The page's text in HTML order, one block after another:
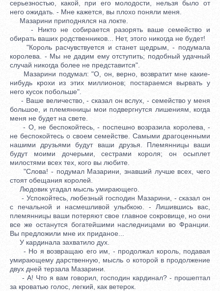
серьезностью, какой, при его молодости, нельзя было от
него ожидать. - Мне кажется, вы плохо поняли меня.
Мазарини приподнялся на локте.
- Никто не собирается разорять ваше семейство и
обирать ваших родственников... Нет, этого никогда не будет!
"Король расчувствуется и станет щедрым, - подумала
королева. - Мы не дадим ему отступить; подобный удачный
случай никогда более не представится".
Мазарини подумал: "О, он, верно, возвратит мне какие-
нибудь крохи из этих миллионов; постараемся вырвать у
него кусок побольше".
- Ваше величество, - сказал он вслух, - семейство у меня
большое, и племянницы мои подвергнутся лишениям, когда
меня не будет на свете.
- О, не беспокойтесь, - поспешно возразила королева, -
не беспокойтесь о своем семействе. Самыми драгоценными
нашими друзьями будут ваши друзья. Племянницы ваши
будут моими дочерьми, сестрами короля; он осыплет
милостями всех тех, кого вы любите.
"Слова! - подумал Мазарини, знавший лучше всех, чего
стоят обещания королей.
Людовик угадал мысль умирающего.
- Успокойтесь, любезный господин Мазарини, - сказал он
с печальной и насмешливой улыбкою. - Лишившись вас,
племянницы ваши потеряют свое главное сокровище, но они
все же останутся богатейшими наследницами во Франции.
Вы предложили мне их приданое...
У кардинала захватило дух.
- Но я возвращаю его им, - продолжал король, подавая
умирающему дарственную, мысль о которой в продолжение
двух дней терзала Мазарини.
- А! Что я вам говорил, господин кардинал? - прошептал
за кроватью голос, легкий, как ветерок.